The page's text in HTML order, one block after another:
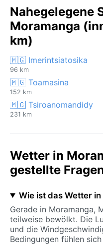
Nahegelegene
Moramanga
km)
🇲🇬 Imerintsiatosika
96 km
🇲🇬 Toamasina
152 km
🇲🇬 Tsiroanomandidy
231 km
Wetter in
gestellte
Wie ist das Wetter
Gerade in Moramanga,
teilweise bewölkt. Die
und die
Bedingungen fühlen sich